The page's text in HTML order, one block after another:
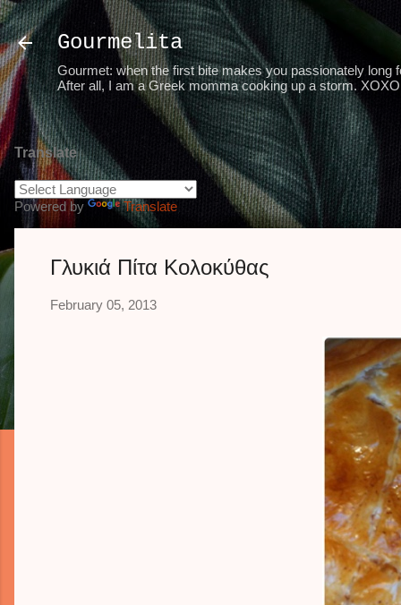
Gourmelita
Gourmet: when the first bite makes you passionately long
After all, I am a Greek momma cooking up a storm.
Translate
Powered by Translate
Γλυκιά Πίτα Κολοκύθας
February 05, 2013